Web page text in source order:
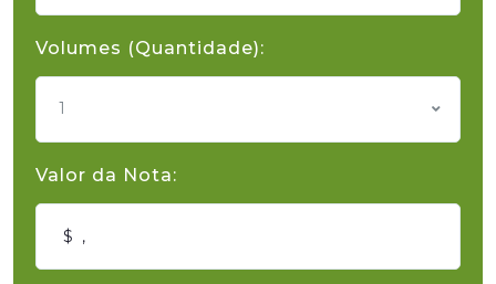
Volumes (Quantidade):
1
Valor da Nota: